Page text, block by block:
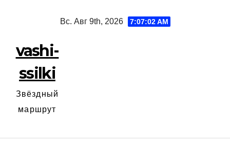
Вс. Авг 9th, 2026 7:07:03 AM
vashi-
ssilki
Звёздный
маршрут